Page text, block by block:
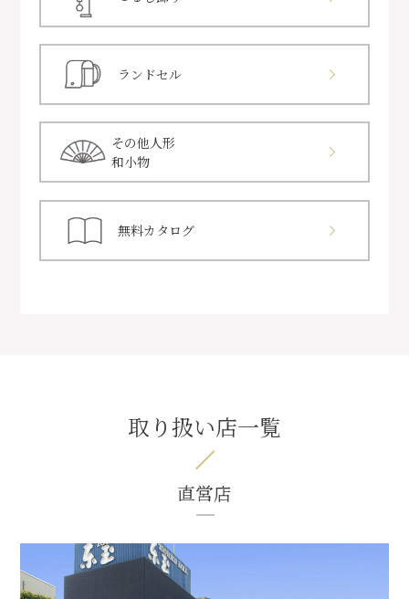
ランドセル
その他人形
和小物
無料カタログ
取り扱い店一覧
直営店